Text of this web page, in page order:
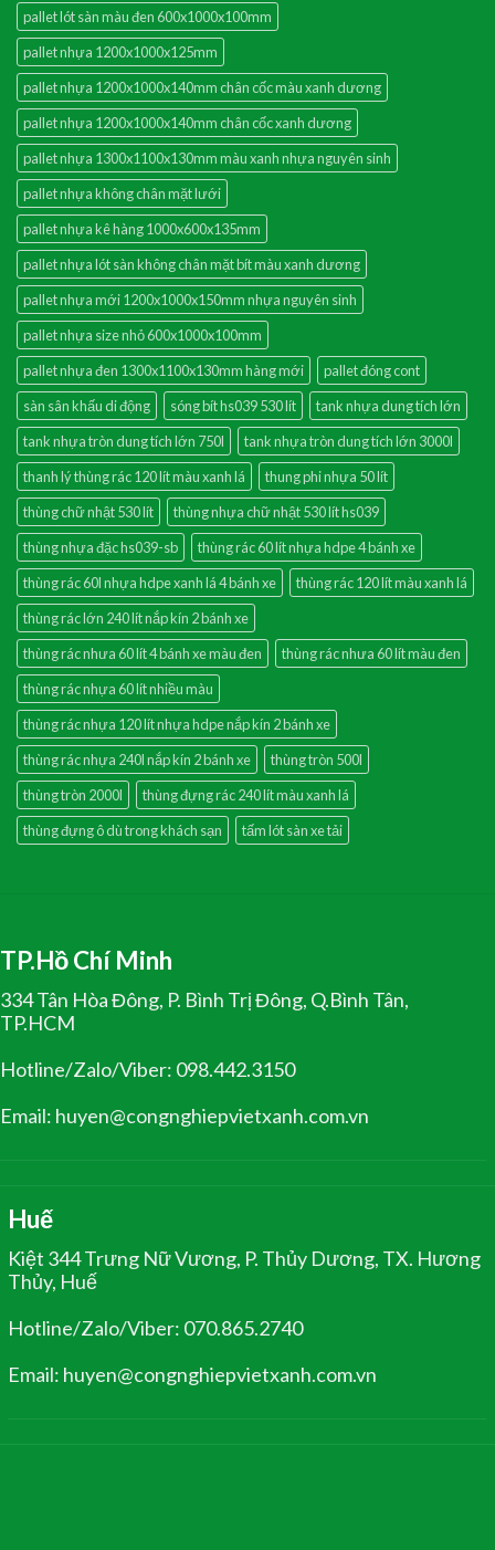
pallet lót sàn màu đen 600x1000x100mm
pallet nhựa 1200x1000x125mm
pallet nhựa 1200x1000x140mm chân cốc màu xanh dương
pallet nhựa 1200x1000x140mm chân cốc xanh dương
pallet nhựa 1300x1100x130mm màu xanh nhựa nguyên sinh
pallet nhựa không chân mặt lưới
pallet nhựa kê hàng 1000x600x135mm
pallet nhựa lót sàn không chân mặt bít màu xanh dương
pallet nhựa mới 1200x1000x150mm nhựa nguyên sinh
pallet nhựa size nhỏ 600x1000x100mm
pallet nhựa đen 1300x1100x130mm hàng mới
pallet đóng cont
sàn sân khấu di động
sóng bít hs039 530 lít
tank nhựa dung tích lớn
tank nhựa tròn dung tích lớn 750l
tank nhựa tròn dung tích lớn 3000l
thanh lý thùng rác 120 lít màu xanh lá
thung phi nhựa 50 lít
thùng chữ nhật 530 lít
thùng nhựa chữ nhật 530 lít hs039
thùng nhựa đặc hs039-sb
thùng rác 60 lít nhựa hdpe 4 bánh xe
thùng rác 60l nhựa hdpe xanh lá 4 bánh xe
thùng rác 120 lít màu xanh lá
thùng rác lớn 240 lít nắp kín 2 bánh xe
thùng rác nhưa 60 lít 4 bánh xe màu đen
thùng rác nhưa 60 lít màu đen
thùng rác nhựa 60 lít nhiều màu
thùng rác nhựa 120 lít nhựa hdpe nắp kín 2 bánh xe
thùng rác nhựa 240l nắp kín 2 bánh xe
thùng tròn 500l
thùng tròn 2000l
thùng đựng rác 240 lít màu xanh lá
thùng đựng ô dù trong khách sạn
tấm lót sàn xe tải
TP.Hồ Chí Minh
334 Tân Hòa Đông, P. Bình Trị Đông, Q.Bình Tân,
TP.HCM
Hotline/Zalo/Viber: 098.442.3150
Email: huyen@congnghiepvietxanh.com.vn
Huế
Kiệt 344 Trưng Nữ Vương, P. Thủy Dương, TX. Hương
Thủy, Huế
Hotline/Zalo/Viber: 070.865.2740
Email: huyen@congnghiepvietxanh.com.vn